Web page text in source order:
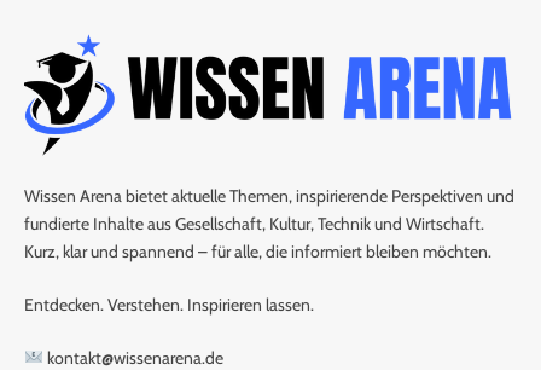
Wissen Arena bietet aktuelle Themen, inspirierende Perspektiven und
fundierte Inhalte aus Gesellschaft, Kultur, Technik und Wirtschaft.
Kurz, klar und spannend – für alle, die informiert bleiben möchten.
Entdecken. Verstehen. Inspirieren lassen.
kontakt@wissenarena.de